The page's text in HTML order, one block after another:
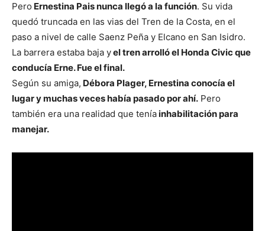
Pero Ernestina Pais nunca llegó a la función. Su vida
quedó truncada en las vias del Tren de la Costa, en el
paso a nivel de calle Saenz Peña y Elcano en San Isidro.
La barrera estaba baja yel tren arrolló el Honda Civic que
conducía Erne. Fue el final.
Según su amiga, Débora Plager, Ernestina conocía el
lugar y muchas veces había pasado por ahí. Pero
también era una realidad que teníainhabilitación para
manejar.